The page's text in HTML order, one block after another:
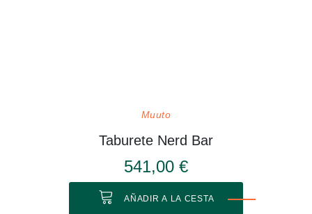
Muuto
Taburete Nerd Bar
541,00 €
AÑADIR A LA CESTA